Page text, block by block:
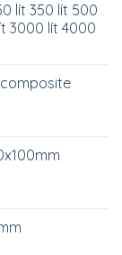
lít 350 lít 500
3000 lít 4000